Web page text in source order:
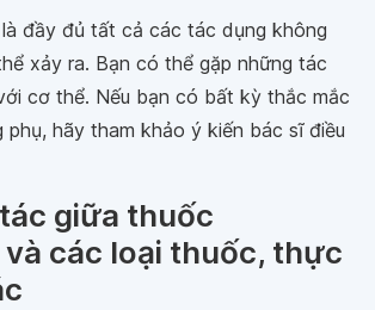
đầy đủ tất cả các tác dụng không
xảy ra. Bạn có thể gặp những tác
cơ thể. Nếu bạn có bất kỳ thắc mắc
hãy tham khảo ý kiến bác sĩ điều
giữa thuốc
và các loại thuốc, thực